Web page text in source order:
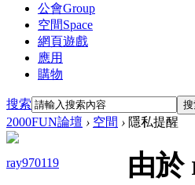
公會Group
空間Space
網頁遊戲
應用
購物
搜索
2000FUN論壇 › 空間 › 隱私提醒
ray970119 由於